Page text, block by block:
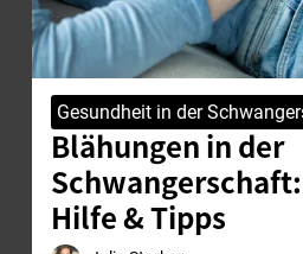
Gesundheit in der
Blähungen in der
Hilfe & Tipps